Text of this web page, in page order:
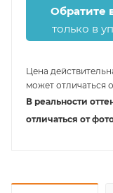
Обратите
только в
Цена
может отличаться
В реальности
отличаться от